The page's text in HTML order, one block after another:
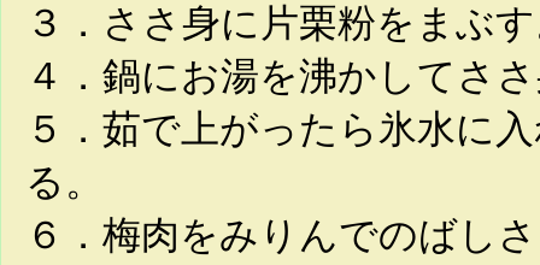
３．ささ身に片栗粉をまぶ
４．鍋にお湯を沸かしてさ
５．茹で上がったら氷水に
る。
６．梅肉をみりんでのばし